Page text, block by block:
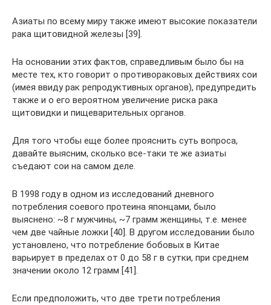
Азиаты по всему миру также имеют высокие показатели
рака щитовидной железы [39].
На основании этих фактов, справедливым было бы на
месте тех, кто говорит о противораковых действиях сои
(имея ввиду рак репродуктивных органов), предупредить
также и о его вероятном увеличение риска рака
щитовидки и пищеварительных органов.
Для того чтобы еще более прояснить суть вопроса,
давайте выясним, сколько все-таки те же азиаты
съедают сои на самом деле.
В 1998 году в одном из исследований дневного
потребления соевого протеина японцами, было
выяснено: ~8 г мужчины, ~7 грамм женщины, т.е. менее
чем две чайные ложки [40]. В другом исследовании было
установлено, что потребление бобовых в Китае
варьирует в пределах от 0 до 58 г в сутки, при среднем
значении около 12 грамм [41].
Если предположить, что две трети потребления